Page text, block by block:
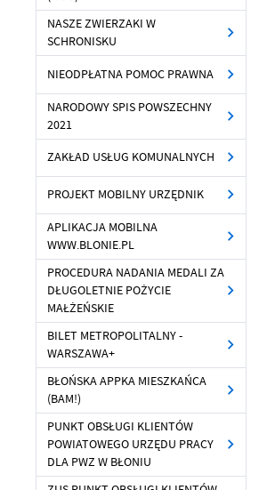
NASZE ZWIERZAKI W
SCHRONISKU
NIEODPŁATNA POMOC PRAWNA
NARODOWY SPIS POWSZECHNY
2021
ZAKŁAD USŁUG KOMUNALNYCH
PROJEKT MOBILNY URZĘDNIK
APLIKACJA MOBILNA
WWW.BLONIE.PL
PROCEDURA NADANIA MEDALI ZA
DŁUGOLETNIE POŻYCIE
MAŁŻEŃSKIE
BILET METROPOLITALNY -
WARSZAWA+
BŁOŃSKA APPKA MIESZKAŃCA
(BAM!)
PUNKT OBSŁUGI KLIENTÓW
POWIATOWEGO URZĘDU PRACY
DLA PWZ W BŁONIU